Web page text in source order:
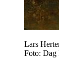
Lars
Foto: Dag